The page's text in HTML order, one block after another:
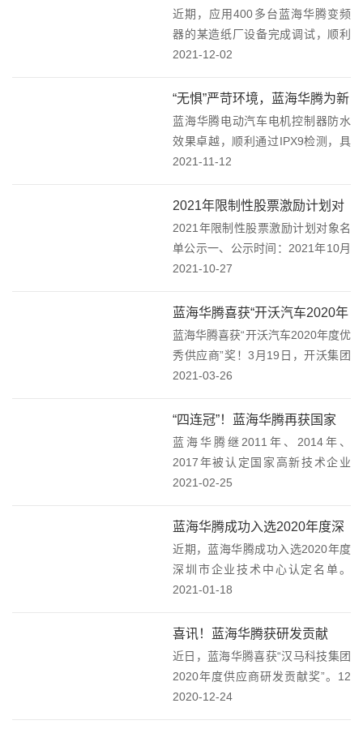
要零部件之一的电机控制器，其性
能和质量是车辆动力性...
身手”！
近期，应用400多台蓝海华腾变频
器的某造纸厂设备完成调试，顺利
投产。在中低压变频器领域，蓝海
的应用需求，进一步强化了产品的
可靠性和环境的适用性设计，并可
以根据客户的不同工...
2021-12-02
“无惧”严苛环境，蓝海华腾为新
能源汽车提供更可靠产品！
蓝海华腾电动汽车电机控制器防水
效果卓越，顺利通过IPX9检测，具
有较高的防水性能，进一步提高了
字组成，第二个数字表示防水的等
级。例如，IPX9，“9”表示防水的级
别。蓝...
2021-11-12
2021年限制性股票激励计划对
象名单公示
2021年限制性股票激励计划对象名
单公示一、公示时间：2021年10月
27日至2021年11月7日二、股权激
翟国建研发中心软件工程师2甘星伟
研发中心软件工程师3左文全研...
2021-10-27
蓝海华腾喜获“开沃汽车2020年
度优秀供应商”奖！
蓝海华腾喜获“开沃汽车2020年度优
秀供应商”奖！3月19日，开沃集团
以“开疆拓土，与沃同行”为主题的
京举办。作为新能源汽车引领企
业，开沃集团在论坛上分享了绿色
出行与新能...
2021-03-26
“四连冠”！蓝海华腾再获国家
“高新技术企业”认定！
蓝海华腾继2011年、2014年、
2017年被认定国家高新技术企业
后，2020年再获此项荣誉！蓝海华
（2020年-2023年）蓝海华腾于近
期收到深圳市科技创新委员会、深
圳市财...
2021-02-25
蓝海华腾成功入选2020年度深
圳市企业技术中心认定名单
近期，蓝海华腾成功入选2020年度
深圳市企业技术中心认定名单。
2020年12月7日，深圳市工业和信
技术中心认定名单，包含蓝海华腾
在内的共27家优秀企业获得此项殊
荣。蓝...
2021-01-18
喜讯！蓝海华腾获研发贡献
奖！
近日，蓝海华腾喜获“汉马科技集团
2020年度供应商研发贡献奖”。12
月23日，吉利商用车集团2021商务
2020-12-24